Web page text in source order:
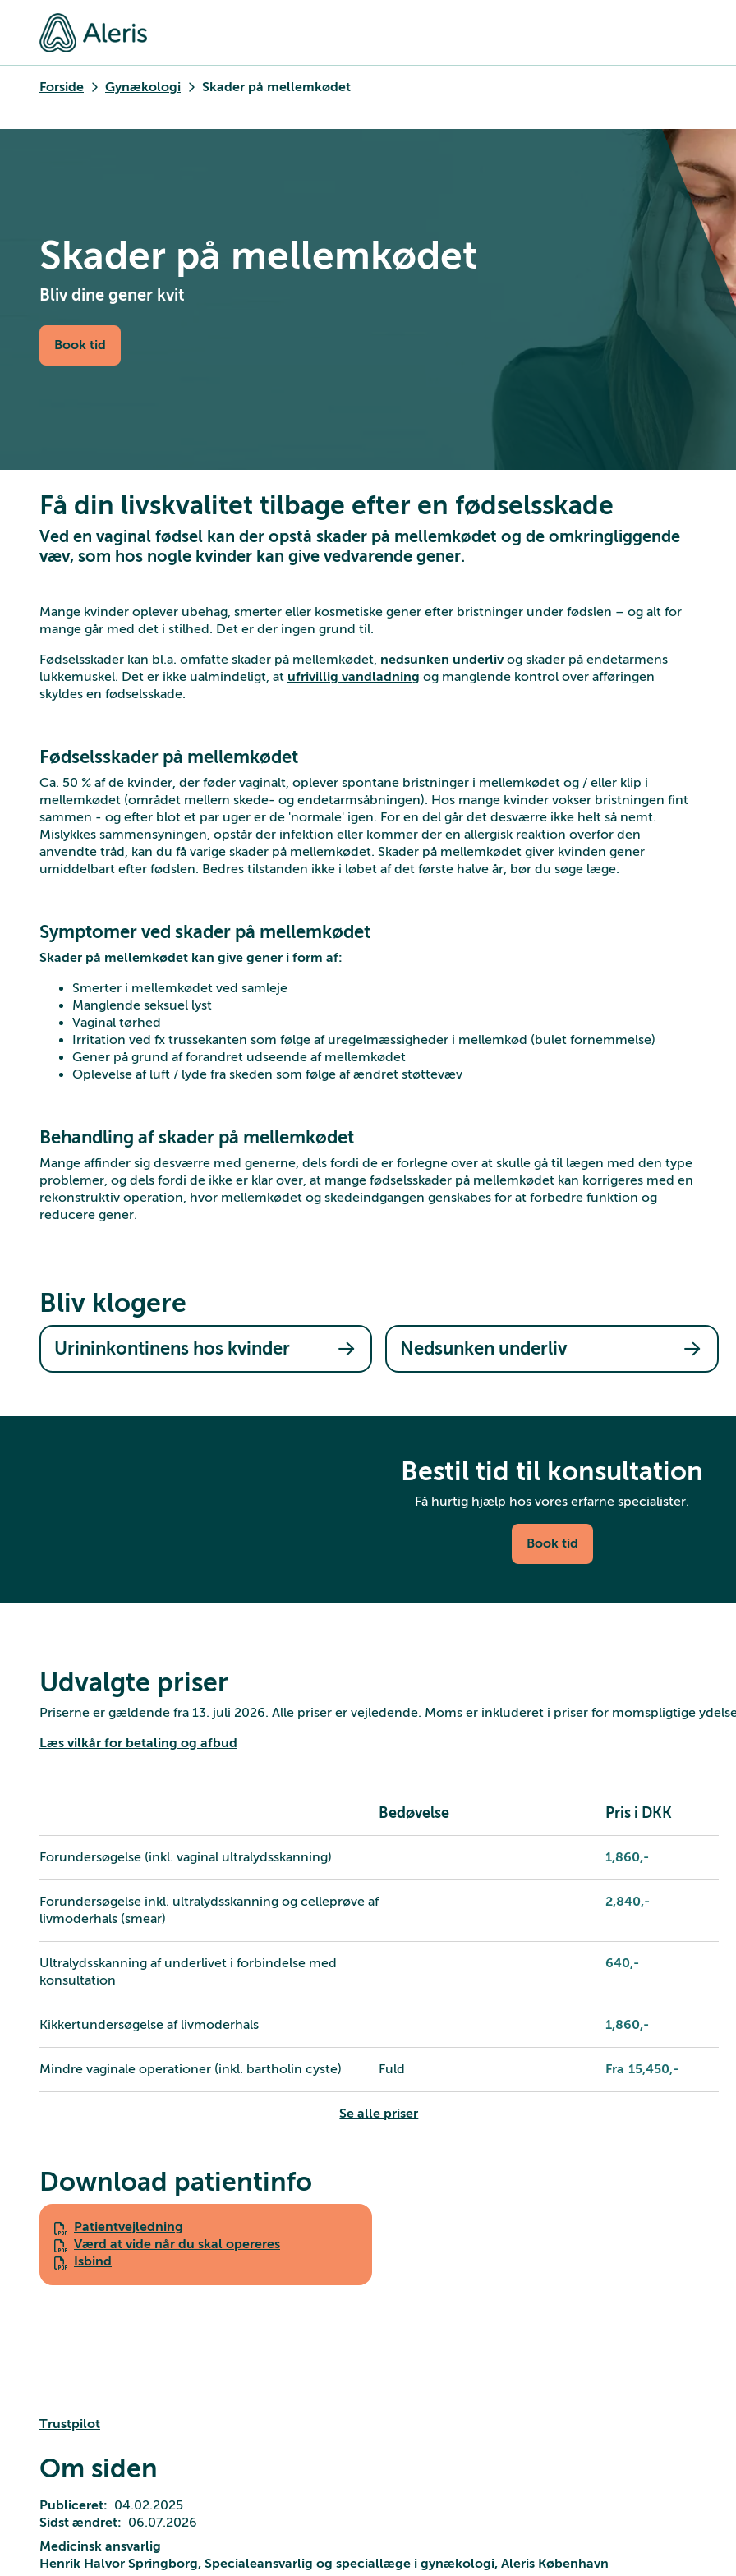
Forside Gynækologi Skader på mellemkødet
Skader på mellemkødet
Bliv dine gener kvit
Book tid
Få din livskvalitet tilbage efter en fødselsskade
Ved en vaginal fødsel kan der opstå skader på mellemkødet og de omkringliggende
væv, som hos nogle kvinder kan give vedvarende gener.
Mange kvinder oplever ubehag, smerter eller kosmetiske gener efter bristninger under fødslen – og alt for
mange går med det i stilhed. Det er der ingen grund til.
Fødselsskader kan bl.a. omfatte skader på mellemkødet, nedsunken underlivog skader på endetarmens
lukkemuskel. Det er ikke ualmindeligt, at ufrivillig vandladning og manglende kontrol over afføringen
skyldes en fødselsskade.
Fødselsskader på mellemkødet
Ca. 50 % af de kvinder, der føder vaginalt, oplever spontane bristninger i mellemkødet og / eller klip i
mellemkødet (området mellem skede- og endetarmsåbningen). Hos mange kvinder vokser bristningen fint
sammen - og efter blot et par uger er de 'normale' igen. For en del går det desværre ikke helt så nemt.
Mislykkes sammensyningen, opstår der infektion eller kommer der en allergisk reaktion overfor den
anvendte tråd, kan du få varige skader på mellemkødet. Skader på mellemkødet giver kvinden gener
umiddelbart efter fødslen. Bedres tilstanden ikke i løbet af det første halve år, bør du søge læge.
Symptomer ved skader på mellemkødet
Skader på mellemkødet kan give gener i form af:
Smerter i mellemkødet ved samleje
Manglende seksuel lyst
Vaginal tørhed
Irritation ved fx trussekanten som følge af uregelmæssigheder i mellemkød (bulet fornemmelse)
Gener på grund af forandret udseende af mellemkødet
Oplevelse af luft / lyde fra skeden som følge af ændret støttevæv
Behandling af skader på mellemkødet
Mange affinder sig desværre med generne, dels fordi de er forlegne over at skulle gå til lægen med den type
problemer, og dels fordi de ikke er klar over, at mange fødselsskader på mellemkødet kan korrigeres med en
rekonstruktiv operation, hvor mellemkødet og skedeindgangen genskabes for at forbedre funktion og
reducere gener.
Bliv klogere
Urininkontinens hos kvinder Nedsunken underliv
Bestil tid til konsultation
Få hurtig hjælp hos vores erfarne specialister.
Book tid
Udvalgte priser
Priserne er gældende fra 13. juli 2026. Alle priser er vejledende. Moms er inkluderet i priser for momspligtige
Læs vilkår for betaling og afbud
Bedøvelse Pris i DKK
Forundersøgelse (inkl. vaginal ultralydsskanning) 1,860,-
Forundersøgelse inkl. ultralydsskanning og celleprøve af
livmoderhals (smear)
2,840,-
Ultralydsskanning af underlivet i forbindelse med
konsultation
640,-
Kikkertundersøgelse af livmoderhals 1,860,-
Mindre vaginale operationer (inkl. bartholin cyste) Fuld Fra 15,450,-
Se alle priser
Download patientinfo
Patientvejledning
Værd at vide når du skal opereres
Isbind
Trustpilot
Om siden
Publiceret
04.02.2025
Sidst ændret
06.07.2026
Medicinsk ansvarlig
Henrik Halvor Springborg, Specialeansvarlig og speciallæge i gynækologi, Aleris København